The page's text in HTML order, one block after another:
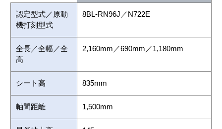
認定型式／原動
機打刻型式
8BL-RN96J／N722E
全長／全幅／全
高
2,160mm／690mm／1,180mm
シート高 835mm
軸間距離 1,500mm